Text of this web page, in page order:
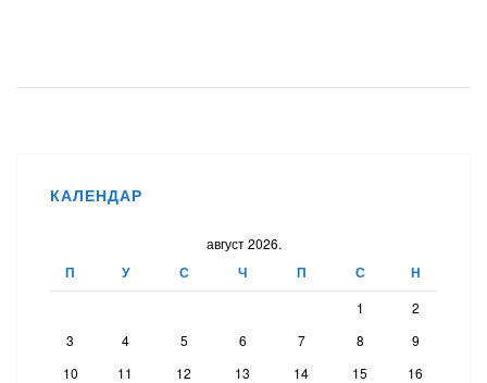
КАЛЕНДАР
август 2026.
П У С Ч П С Н
1
2
3
4 5 6 7 8
9
10
11 12 13 14 15
16